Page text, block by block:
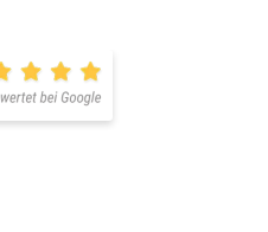
öffnet in neuem Fenster